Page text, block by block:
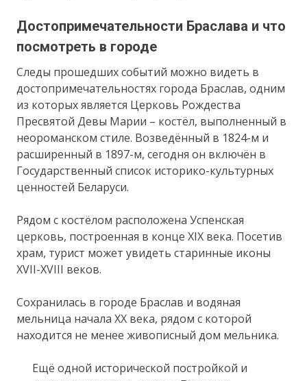
Достопримечательности Браслава и что
посмотреть в городе
Следы прошедших событий можно видеть в
достопримечательностях города Браслав, одним
из которых является Церковь Рождества
Пресвятой Девы Марии – костёл, выполненный в
неороманском стиле. Возведённый в 1824-м и
расширенный в 1897-м, сегодня он включён в
Государственный список историко-культурных
ценностей Беларуси.
Рядом с костёлом расположена Успенская
церковь, построенная в конце XIX века. Посетив
храм, турист может увидеть старинные иконы
XVII-XVIII веков.
Сохранилась в городе Браслав и водяная
мельница начала ХХ века, рядом с которой
находится не менее живописный дом мельника.
Ещё одной исторической постройкой и